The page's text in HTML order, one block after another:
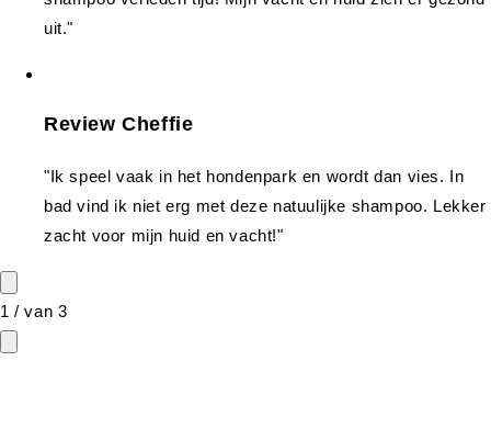
uit."
Review Cheffie
"Ik speel vaak in het hondenpark en wordt dan vies. In
bad vind ik niet erg met deze natuulijke shampoo. Lekker
zacht voor mijn huid en vacht!"
1 /van 3